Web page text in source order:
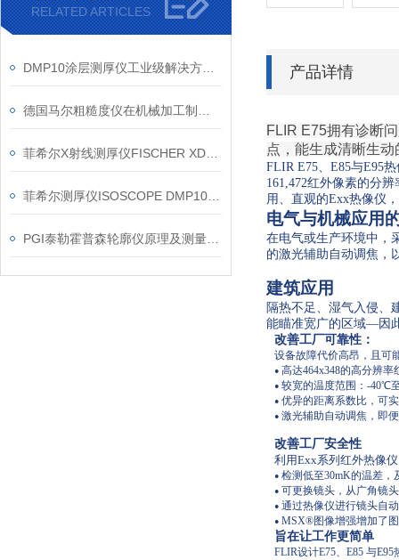
RELATED ARTICLES
产品详情
FLIR E75拥有诊断
点，能生成清晰生
FLIR E75、E85与E95
161,472红外像素的分
用、直观的Exx热像仪
电气与机械应用
在电气或生产环境中，
的激光辅助自动调焦，
建筑应用
隔热不足、湿气入侵、
能瞄准宽广的区域—因
改善工厂可靠性：
设备故障代价高昂，且可
● 高达464x348的高分辨
● 较宽的温度范围：-40℃
● 优异的距离系数比，可
● 激光辅助自动调焦，即
改善工厂安全性
利用Exx系列红外热像
● 检测低至30mK的温差，
● 可更换镜头，从广角镜
● 通过热像仪进行镜头自
● MSX®图像增强增加了
旨在让工作更简单
FLIR设计E75、E85 与